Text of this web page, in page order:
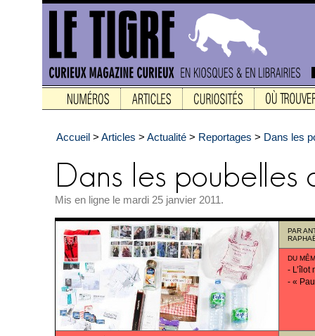
Accueil > Articles > Actualité > Reportages > Dans les
Mis en ligne le mardi 25 janvier 2011.
PAR
DU
- L’îlot
- «